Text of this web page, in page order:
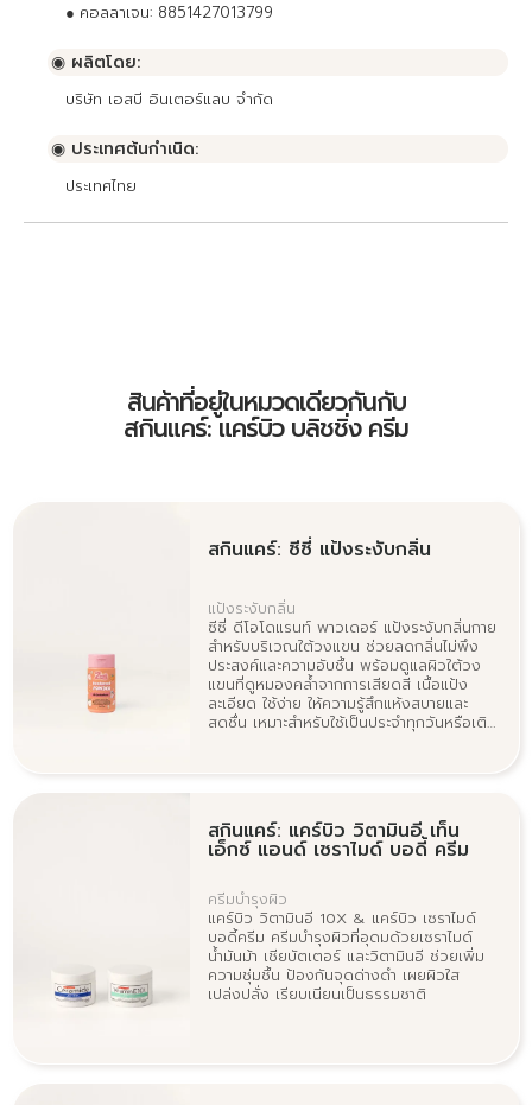
● คอลลาเจน: 8851427013799
◉ ผลิตโดย:
บริษัท เอสบี อินเตอร์แลบ จำกัด
◉ ประเทศต้นกำเนิด:
ประเทศไทย
สินค้าที่อยู่ในหมวดเดียวกันกับ
สกินแคร์: แคร์บิว บลิชชิ่ง ครีม
สกินแคร์: ซีซี่ แป้งระงับกลิ่น
แป้งระงับกลิ่น
ซีซี่ ดีโอโดแรนท์ พาวเดอร์ แป้งระงับกลิ่นกาย
สำหรับบริเวณใต้วงแขน ช่วยลดกลิ่นไม่พึง
ประสงค์และความอับชื้น พร้อมดูแลผิวใต้วง
แขนที่ดูหมองคล้ำจากการเสียดสี เนื้อแป้ง
ละเอียด ใช้ง่าย ให้ความรู้สึกแห้งสบายและ
สดชื่น เหมาะสำหรับใช้เป็นประจำทุกวันหรือเติม
สกินแคร์: แคร์บิว วิตามินอี เท็น
เอ็กซ์ แอนด์ เซราไมด์ บอดี้ ครีม
ครีมบำรุงผิว
แคร์บิว วิตามินอี 10X & แคร์บิว เซราไมด์
บอดี้ครีม ครีมบำรุงผิวที่อุดมด้วยเซราไมด์
น้ำมันม้า เชียบัตเตอร์ และวิตามินอี ช่วยเพิ่ม
ความชุ่มชื้น ป้องกันจุดด่างดำ เผยผิวใส
เปล่งปลั่ง เรียบเนียนเป็นธรรมชาติ